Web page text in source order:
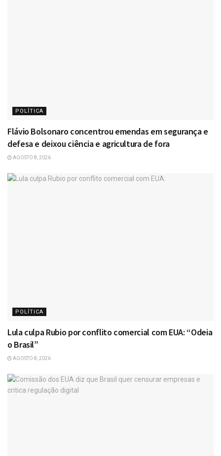
POLÍTICA
Flávio Bolsonaro concentrou emendas em segurança e
defesa e deixou ciência e agricultura de fora
AGOSTO 8, 2026
POLÍTICA
Lula culpa Rubio por conflito comercial com EUA: “Odeia
o Brasil”
AGOSTO 8, 2026